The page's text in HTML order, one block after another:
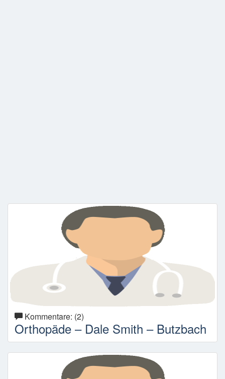
Kommentare: (2)
Orthopäde – Dale Smith – Butzbach